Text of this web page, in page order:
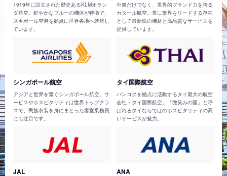
1919年に設立された歴史あるKLMオラン
ダ航空。鮮やかなブルーの機体が特徴で、
スキポール空港を拠点に世界各地へ就航し
ています。
中東だけでなく、世界的ブランド力を誇る
カタール航空。常に業界をリードする存在
として最新鋭の機材と高品質なサービスを
提供しています。
シンガポール航空
アジアと世界を繋ぐシンガポール航空。サ
ービスやホスピタリティは世界トップクラ
スで、民族衣装を身にまとった客室乗務員
にも注目です。
タイ国際航空
バンコクを拠点に活動するタイ最大の航空
会社・タイ国際航空。「微笑みの国」と呼
ばれるタイならではのホスピタリティの高
いサービスが魅力。
JAL ANA